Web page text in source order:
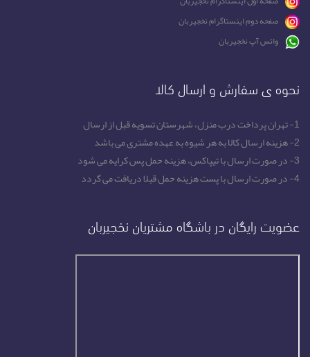
صفحه دوم اینستاگرام نخجیربان
واتس آپ نخجیربان
نحوه ی سفارش و ارسال کالا
1- تهران پرداخت درب منزل، شهرستان تسویه قبل از ارسال
2- هزینه ارسال کالا به هر شیوه به عهده مشتری می باشد
3- در صورت ارسال با تیپاکس، هزینه حمل پس کرایه می شود
4- در صورت ارسال با پست هزینه حمل قبلا دریافت می گردد
عضویت رایگان در باشگاه مشتریان نخجیربان